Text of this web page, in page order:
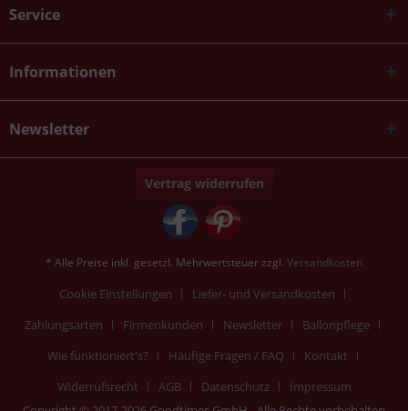
Service
Informationen
Newsletter
Vertrag widerrufen
* Alle Preise inkl. gesetzl. Mehrwertsteuer zzgl. Versandkosten
Cookie Einstellungen
Liefer- und Versandkosten
Zahlungsarten
Firmenkunden Newsletter
Ballonpflege
Wie funktioniert's?
Häufige Fragen / FAQ
Kontakt
Widerrufsrecht
AGB Datenschutz
Impressum